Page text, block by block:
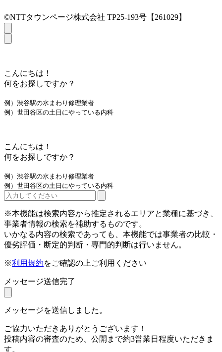
©NTTタウンページ株式会社 TP25-193号【261029】
こんにちは！
何をお探しですか？
例）渋谷駅の水まわり修理業者
例）世田谷区の土日にやっている内科
こんにちは！
何をお探しですか？
例）渋谷駅の水まわり修理業者
例）世田谷区の土日にやっている内科
※本機能は検索内容から推定されるエリアと業種に基づき、
事業者情報の検索を補助するものです。
いかなる内容の検索であっても、本機能では事業者の比較・
優劣評価・断定的判断・専門的判断は行いません。
※利用規約をご確認の上ご利用ください
メッセージ送信完了
メッセージを送信しました。
ご協力いただきありがとうございます！
投稿内容の審査のため、公開まで約3営業日程度いただきま
す。